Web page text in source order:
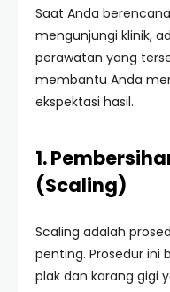
Saat Anda
mengunjungi klinik,
perawatan yang
membantu Anda
ekspektasi hasil.
1.
(Scaling)
Scaling adalah
penting. Prosedur ini
plak dan karang gigi